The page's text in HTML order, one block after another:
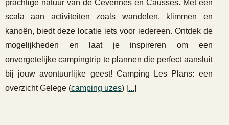
prachtige natuur van de Cevennes en Causses. Met een
scala aan activiteiten zoals wandelen, klimmen en
kanoën, biedt deze locatie iets voor iedereen. Ontdek de
mogelijkheden en laat je inspireren om een
onvergetelijke campingtrip te plannen die perfect aansluit
bij jouw avontuurlijke geest! Camping Les Plans: een
overzicht Gelege (camping uzes) [...]